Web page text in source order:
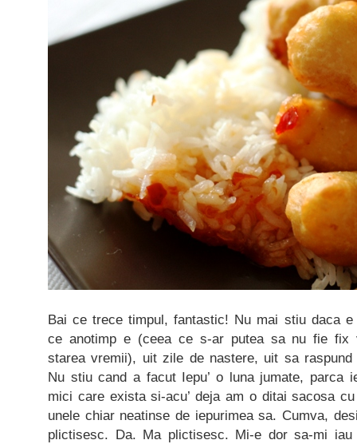
Bai ce trece timpul, fantastic! Nu mai stiu daca
ce anotimp e (ceea ce s-ar putea sa nu fie fix
starea vremii), uit zile de nastere, uit sa
Nu stiu cand a facut Iepu’ o luna jumate, parca
mici care exista si-acu’ deja am o ditai sacosa
unele chiar neatinse de iepurimea sa. Cumva,
plictisesc. Da. Ma plictisesc. Mi-e dor sa-mi